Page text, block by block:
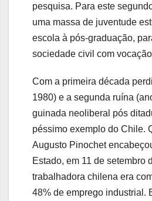
pesquisa. Para este
uma massa de juventude
escola à pós-graduação,
sociedade civil com
Com a primeira década
1980) e a segunda ruína
guinada neoliberal pós
péssimo exemplo do Chile.
Augusto Pinochet
Estado, em 11 de setembro
trabalhadora chilena era
48% de emprego industrial.